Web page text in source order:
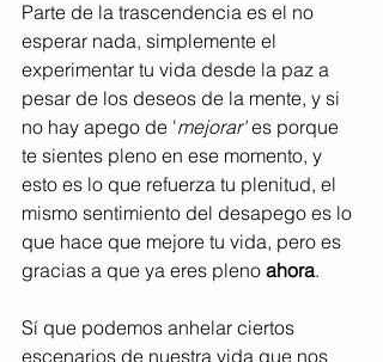
Parte de la trascendencia es el no
esperar nada, simplemente el
experimentar tu vida desde la paz a
pesar de los deseos de la mente, y si
no hay apego de 'mejorar' es porque
te sientes pleno en ese momento, y
esto es lo que refuerza tu plenitud, el
mismo sentimiento del desapego es lo
que hace que mejore tu vida, pero es
gracias a que ya eres pleno ahora.
Sí que podemos anhelar ciertos
escenarios de nuestra vida que nos